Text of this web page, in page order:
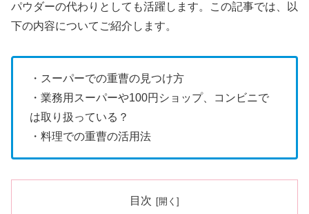
パウダーの代わりとしても活躍します。この記事では、以
下の内容についてご紹介します。
・スーパーでの重曹の見つけ方
・業務用スーパーや100円ショップ、コンビニで
は取り扱っている？
・料理での重曹の活用法
目次